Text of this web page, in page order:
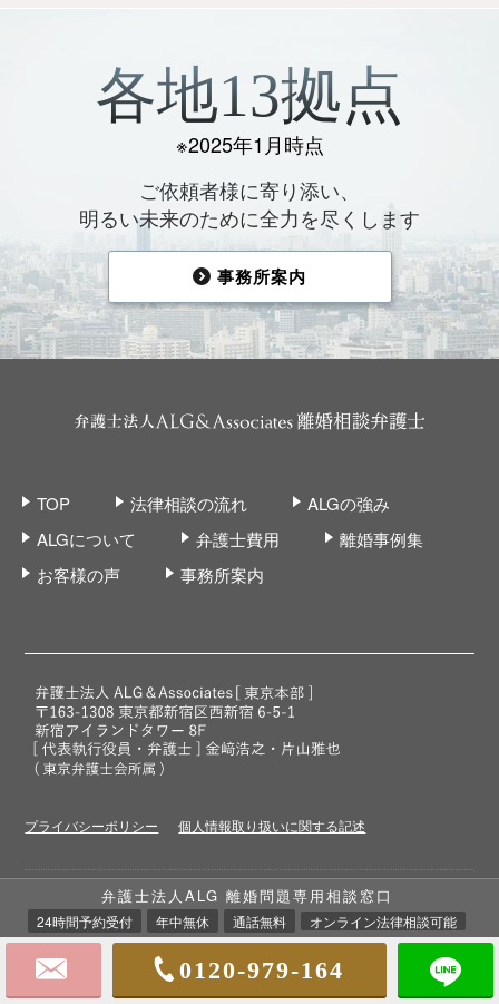
各地13拠点
※2025年1月時点
ご依頼者様に寄り添い、
明るい未来のために全力を尽くします
事務所案内
TOP 法律相談の流れ
ALGの強み
ALGについて
弁護士費用
離婚事例集
お客様の声
事務所案内
プライバシーポリシー 個人情報取り扱いに関する記述
プライバシーマーク取得
弁護士法人ALG&Associatesは、個人情報の適切な取扱いを行う事業者に
弁護士法人ALG 離婚問題専用相談窓口
24時間予約受付 年中無休 通話無料 オンライン法律相談可能
0120-979-164